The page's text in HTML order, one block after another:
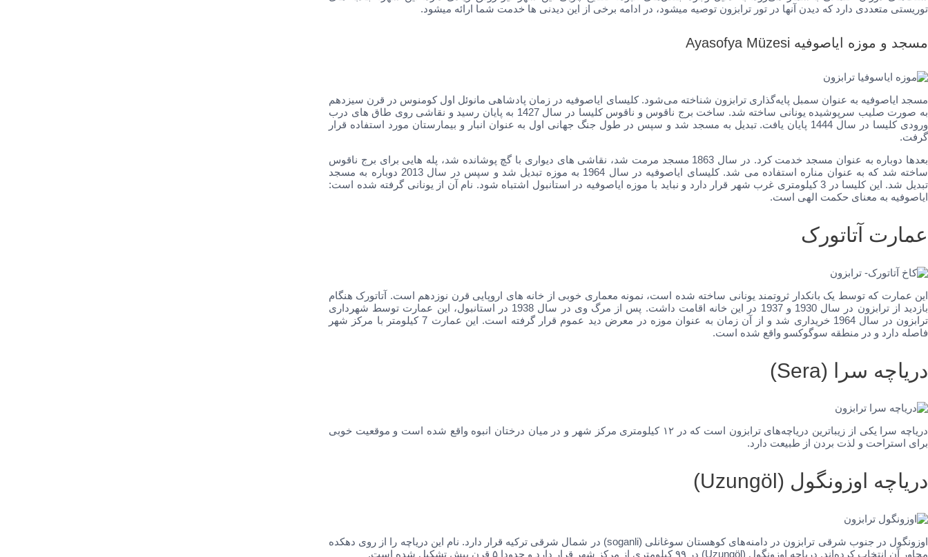
توریستی متعددی دارد که دیدن آنها در تور ترابزون توصیه میشود، در ادامه برخی از این دیدنی ها خدمت شما ارائه میشود.
مسجد و موزه ایاصوفیه Ayasofya Müzesi
مسجد ایاصوفیه به عنوان سمبل پایه‌گذاری ترابزون شناخته می‌شود. کلیسای ایاصوفیه در زمان پادشاهی مانوئل اول کومنوس در قرن سیزدهم
به صورت صلیب سرپوشیده یونانی ساخته شد. ساخت برج ناقوس و ناقوس کلیسا در سال 1427 به پایان رسید و نقاشی روی طاق های درب
ورودی کلیسا در سال 1444 پایان یافت. تبدیل به مسجد شد و سپس در طول جنگ جهانی اول به عنوان انبار و بیمارستان مورد استفاده قرار
گرفت.
بعدها دوباره به عنوان مسجد خدمت کرد. در سال 1863 مسجد مرمت شد، نقاشی های دیواری با گچ پوشانده شد، پله هایی برای برج ناقوس
ساخته شد که به عنوان مناره استفاده می شد. کلیسای ایاصوفیه در سال 1964 به موزه تبدیل شد و سپس در سال 2013 دوباره به مسجد
تبدیل شد. این کلیسا در 3 کیلومتری غرب شهر قرار دارد و نباید با موزه ایاصوفیه در استانبول اشتباه شود. نام آن از یونانی گرفته شده است:
ایاصوفیه به معنای حکمت الهی است.
عمارت آتاتورک
این عمارت که توسط یک بانکدار ثروتمند یونانی ساخته شده است، نمونه معماری خوبی از خانه های اروپایی قرن نوزدهم است. آتاتورک هنگام
بازدید از ترابزون در سال 1930 و 1937 در این خانه اقامت داشت. پس از مرگ وی در سال 1938 در استانبول، این عمارت توسط شهرداری
ترابزون در سال 1964 خریداری شد و از آن زمان به عنوان موزه در معرض دید عموم قرار گرفته است. این عمارت 7 کیلومتر با مرکز شهر
فاصله دارد و در منطقه سوگوکسو واقع شده است.
دریاچه سرا (Sera)
دریاچه سرا یکی از زیباترین دریاچه‌های ترابزون است که در ۱۲ کیلومتری مرکز شهر و در میان درختان انبوه واقع شده است و موقعیت خوبی
برای استراحت و لذت بردن از طبیعت دارد.
دریاچه اوزونگول (Uzungöl)
اوزونگول در جنوب شرقی ترابزون در دامنه‌های کوهستان سوغانلی (soganli) در شمال شرقی ترکیه قرار دارد. نام این دریاچه را از روی دهکده‌
مجاور آن انتخاب کرده‌اند. دریاچه اوزونگول (Uzungöl) در ۹۹ کیلومتری از مرکز شهر قرار دارد و حدودا ۵ قرن پیش تشکیل شده است.